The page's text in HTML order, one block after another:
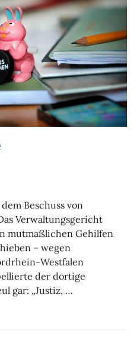
Beschuss von
Verwaltungsgericht
mutmaßlichen Gehilfen
– wegen
Westfalen
der dortige
gar: „Justiz, …